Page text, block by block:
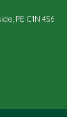
PE C1N 4S6